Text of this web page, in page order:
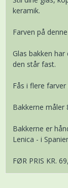
keramik.
Farven på
Glas bakken
den står fast.
Fås i flere
Bakkerne måler
Bakkerne er
Lenica - i
FØR PRIS KR.